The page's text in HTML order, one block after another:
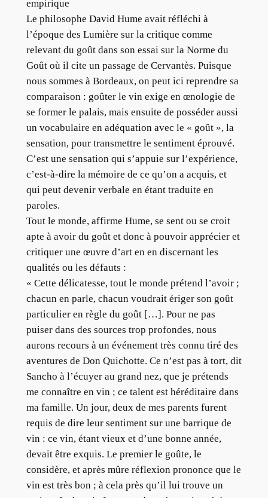
empirique
Le philosophe David Hume avait réfléchi à
l’époque des Lumière sur la critique comme
relevant du goût dans son essai sur la Norme du
Goût où il cite un passage de Cervantès. Puisque
nous sommes à Bordeaux, on peut ici reprendre sa
comparaison : goûter le vin exige en œnologie de
se former le palais, mais ensuite de posséder aussi
un vocabulaire en adéquation avec le « goût », la
sensation, pour transmettre le sentiment éprouvé.
C’est une sensation qui s’appuie sur l’expérience,
c’est-à-dire la mémoire de ce qu’on a acquis, et
qui peut devenir verbale en étant traduite en
paroles.
Tout le monde, affirme Hume, se sent ou se croit
apte à avoir du goût et donc à pouvoir apprécier et
critiquer une œuvre d’art en en discernant les
qualités ou les défauts :
« Cette délicatesse, tout le monde prétend l’avoir ;
chacun en parle, chacun voudrait ériger son goût
particulier en règle du goût […]. Pour ne pas
puiser dans des sources trop profondes, nous
aurons recours à un événement très connu tiré des
aventures de Don Quichotte. Ce n’est pas à tort, dit
Sancho à l’écuyer au grand nez, que je prétends
me connaître en vin ; ce talent est héréditaire dans
ma famille. Un jour, deux de mes parents furent
requis de dire leur sentiment sur une barrique de
vin : ce vin, étant vieux et d’une bonne année,
devait être exquis. Le premier le goûte, le
considère, et après mûre réflexion prononce que le
vin est très bon ; à cela près qu’il lui trouve un